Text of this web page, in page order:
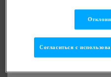
Согласиться с